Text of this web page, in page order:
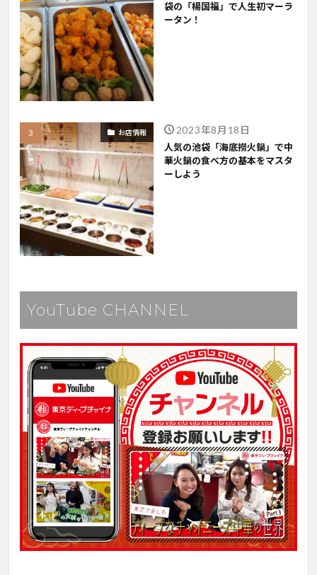
袋の「楊国福」で人生初マーラ
ータン！
お店情報 2023年8月18日
人気の池袋「海底撈火鍋」で中
華火鍋の食べ方の基本をマスタ
ーしよう
YouTube CHANNEL